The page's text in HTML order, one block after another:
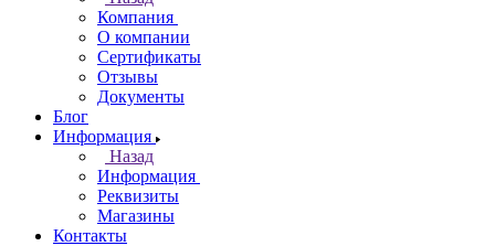
Компания
О компании
Сертификаты
Отзывы
Документы
Блог
Информация
Назад
Информация
Реквизиты
Магазины
Контакты